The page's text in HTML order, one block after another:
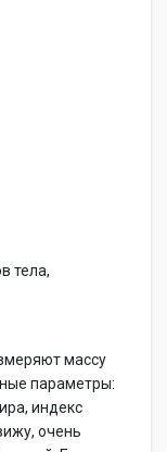
тела,
массу
параметры:
индекс
очень